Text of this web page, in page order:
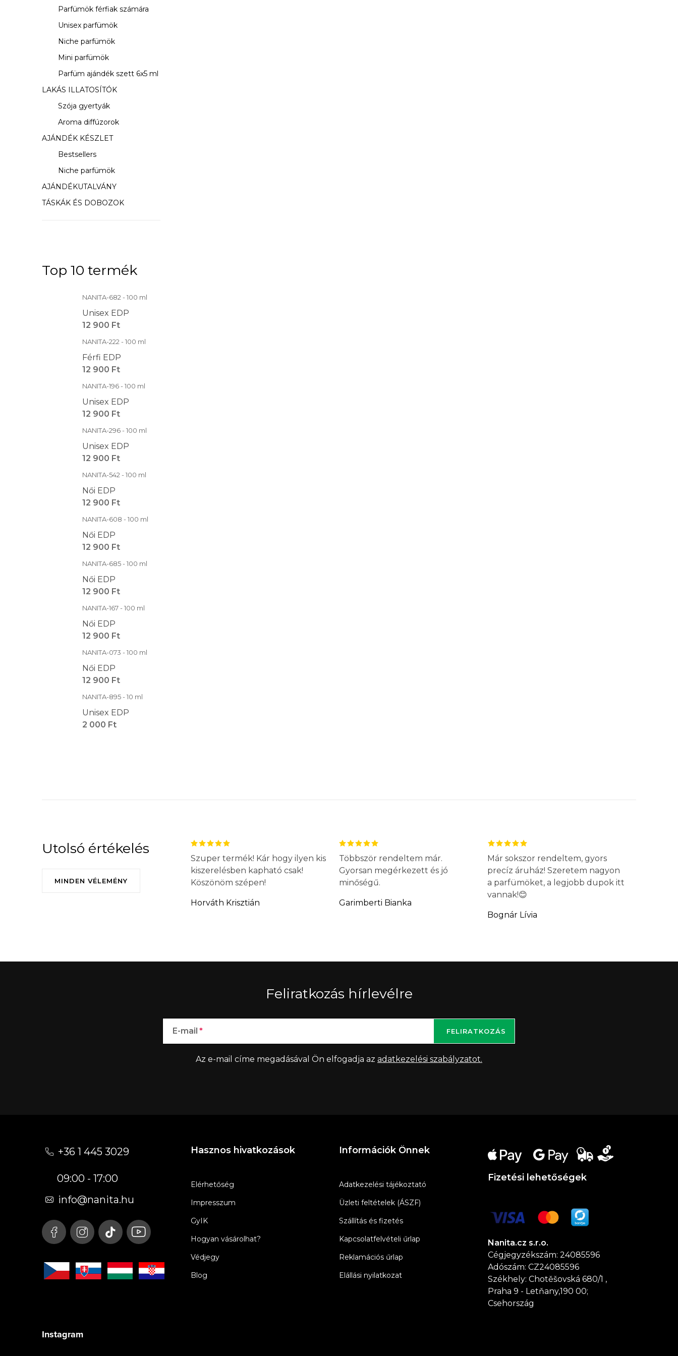
n
Parfümök férfiak számára
Unisex parfümök
Niche parfümök
Mini parfümök
Parfüm ajándék szett 6x5 ml
LAKÁS ILLATOSÍTÓK
Szója gyertyák
Aroma diffúzorok
AJÁNDÉK KÉSZLET
Bestsellers
Niche parfümök
AJÁNDÉKUTALVÁNY
TÁSKÁK ÉS DOBOZOK
Top 10 termék
NANITA-682 - 100 ml
Unisex EDP
12 900 Ft
NANITA-222 - 100 ml
Férfi EDP
12 900 Ft
NANITA-196 - 100 ml
Unisex EDP
12 900 Ft
NANITA-296 - 100 ml
Unisex EDP
12 900 Ft
NANITA-542 - 100 ml
Női EDP
12 900 Ft
NANITA-608 - 100 ml
Női EDP
12 900 Ft
NANITA-685 - 100 ml
Női EDP
12 900 Ft
NANITA-167 - 100 ml
Női EDP
12 900 Ft
NANITA-073 - 100 ml
Női EDP
12 900 Ft
NANITA-895 - 10 ml
Unisex EDP
2 000 Ft
Utolsó értékelés
MINDEN VÉLEMÉNY
Szuper termék! Kár hogy ilyen kis
kiszerelésben kapható csak!
Köszönöm szépen!
Horváth Krisztián
Többször rendeltem már.
Gyorsan megérkezett és jó
minőségű.
Garimberti Bianka
Már sokszor rendeltem, gyors
precíz áruház! Szeretem nagyon
a parfümöket, a legjobb dupok itt
vannak!😊
Bognár Lívia
Feliratkozás hírlevélre
E-mail
Az e-mail címe megadásával Ön elfogadja az adatkezelési szabályzatot.
FELIRATKOZÁS
+36 1 445 3029
09:00 - 17:00
info@nanita.hu
Hasznos hivatkozások
Elérhetőség
Impresszum
GyIK
Hogyan vásárolhat?
Védjegy
Blog
Információk Önnek
Adatkezelési tájékoztató
Üzleti feltételek (ÁSZF)
Szállítás és fizetés
Kapcsolatfelvételi űrlap
Reklamációs űrlap
Elállási nyilatkozat
Fizetési lehetőségek
Nanita.cz s.r.o.
Cégjegyzékszám: 24085596
Adószám: CZ24085596
Székhely: Chotěšovská 680/1 ,
Praha 9 - Letňany,190 00;
Csehország
Instagram